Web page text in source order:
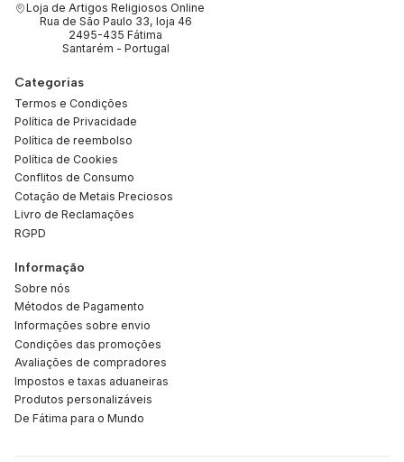
Loja de Artigos Religiosos Online
Rua de São Paulo 33, loja 46
2495-435 Fátima
Santarém - Portugal
Categorias
Termos e Condições
Política de Privacidade
Política de reembolso
Política de Cookies
Conflitos de Consumo
Cotação de Metais Preciosos
Livro de Reclamações
RGPD
Informação
Sobre nós
Métodos de Pagamento
Informações sobre envio
Condições das promoções
Avaliações de compradores
Impostos e taxas aduaneiras
Produtos personalizáveis
De Fátima para o Mundo